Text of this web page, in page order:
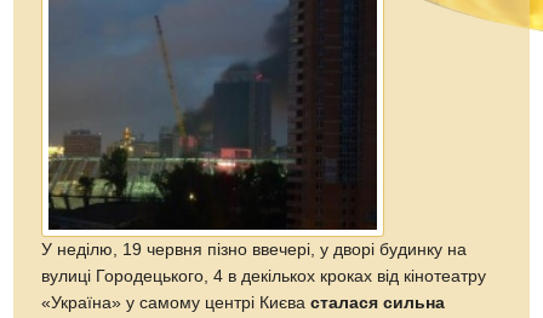
У неділю, 19 червня пізно ввечері, у дворі будинку на
вулиці Городецького, 4 в декількох кроках від кінотеатру
«Україна» у самому центрі Києвасталася сильна